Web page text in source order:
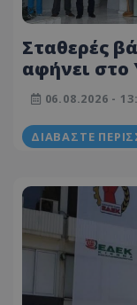
Σταθερές
αφήνει στο
Μαρία
06.08.2026 -
ΔΙΑΒΆΣΤΕ